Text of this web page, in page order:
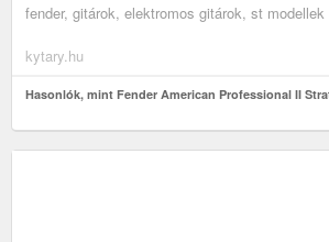
fender, gitárok, elektromos gitárok, st modellek
kytary.hu
Hasonlók, mint Fender American Professional II